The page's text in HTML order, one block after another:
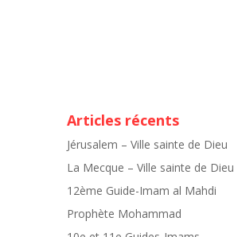
Articles récents
Jérusalem – Ville sainte de Dieu
La Mecque – Ville sainte de Dieu
12ème Guide-Imam al Mahdi
Prophète Mohammad